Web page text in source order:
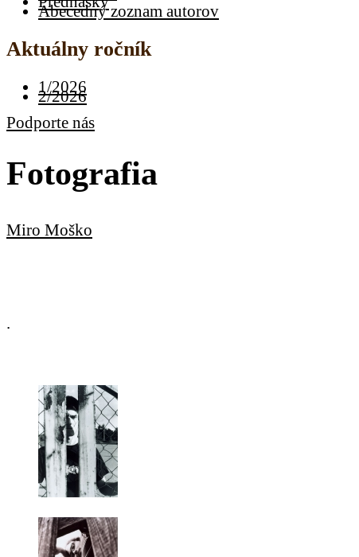
Abecedný zoznam autorov
Aktuálny ročník
1/2026
2/2026
Podporte nás
Fotografia
Miro Moško
.